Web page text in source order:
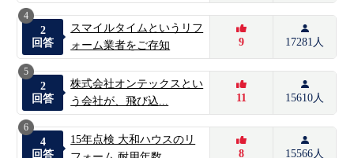
4
2
回答
スマイルタイムというリフ
ォーム業者をご存知
9 17281人
5
2
回答
株式会社オンテックスとい
う会社が、飛び込...
11 15610人
6
4
回答
15年点検 大和ハウスのリ
8 15566人